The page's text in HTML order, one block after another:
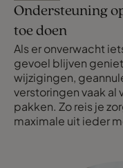
Ondersteuning
toe doen
Als er onverwacht
gevoel blijven
wijzigingen,
verstoringen vaak
pakken. Zo reis je
maximale uit ieder